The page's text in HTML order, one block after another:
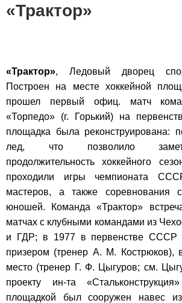
«Трактор»
«Трактор», Ледовый дворец
Построен на месте хоккейной
прошел первый офиц. матч
«Торпедо» (г. Горький) на
площадка была реконструирована:
лед, что позволило
продолжительность хоккейного
проходили игры чемпионата
мастеров, а также соревнования
юношей. Команда «Трактор»
матчах с клубными командами из
и ГДР; в 1977 в первенстве СССР
призером (тренер А. М. Кострюков),
место (тренер Г. Ф. Цыгуров; см.
проекту ин-та
площадкой был сооружен навес